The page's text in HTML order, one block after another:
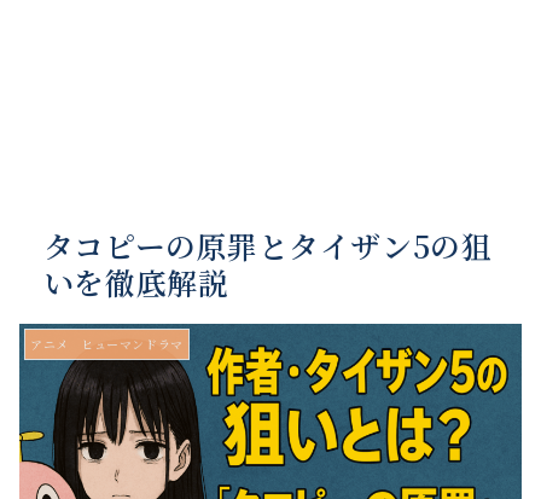
タコピーの原罪とタイザン5の狙
いを徹底解説
アニメ ヒューマンドラマ